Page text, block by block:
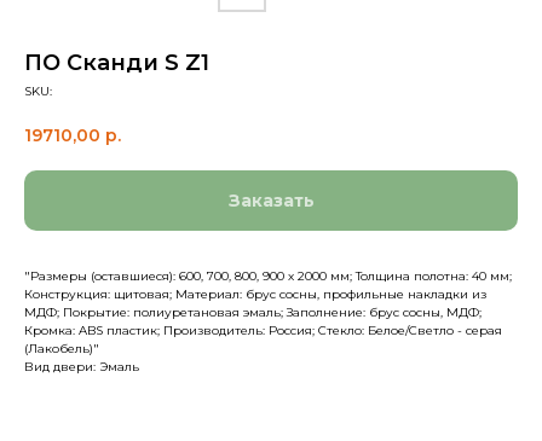
ПО Сканди S Z1
SKU:
19710,00 р.
Заказать
"Размеры (оставшиеся): 600, 700, 800, 900 х 2000 мм; Толщина полотна: 40 мм;
Конструкция: щитовая; Материал: брус сосны, профильные накладки из
МДФ; Покрытие: полиуретановая эмаль; Заполнение: брус сосны, МДФ;
Кромка: ABS пластик; Производитель: Россия; Стекло: Белое/Светло - серая
(Лакобель)"
Вид двери: Эмаль